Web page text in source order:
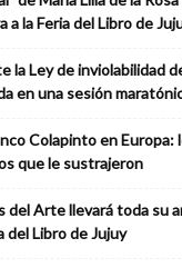
a la Feria del Libro de
la Ley de inviolabilidad
en una sesión
Colapinto en Europa:
que le sustrajeron
del Arte llevará toda su
del Libro de Jujuy